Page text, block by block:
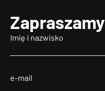
Zapraszamy